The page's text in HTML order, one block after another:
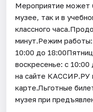
Мероприятие может
музее, так и в
классного
минут.Режим
10:00 до
воскресенье: с
на сайте КАССИР.РУ
карте.Льготные
музея при